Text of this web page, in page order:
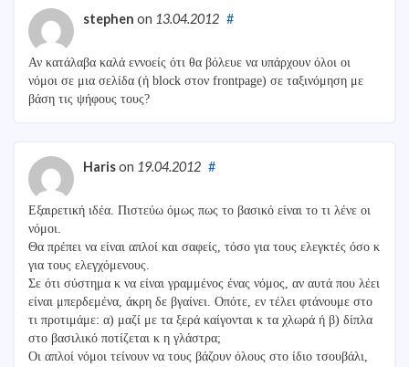
stephen on 13.04.2012 #
Αν κατάλαβα καλά εννοείς ότι θα βόλευε να υπάρχουν όλοι οι
νόμοι σε μια σελίδα (ή block στον frontpage) σε ταξινόμηση με
βάση τις ψήφους τους?
Harison 19.04.2012 #
Εξαιρετική ιδέα. Πιστεύω όμως πως το βασικό είναι το τι λένε οι
νόμοι.
Θα πρέπει να είναι απλοί και σαφείς, τόσο για τους ελεγκτές όσο κ
για τους ελεγχόμενους.
Σε ότι σύστημα κ να είναι γραμμένος ένας νόμος, αν αυτά που λέει
είναι μπερδεμένα, άκρη δε βγαίνει. Οπότε, εν τέλει φτάνουμε στο
τι προτιμάμε: α) μαζί με τα ξερά καίγονται κ τα χλωρά ή β) δίπλα
στο βασιλικό ποτίζεται κ η γλάστρα;
Οι απλοί νόμοι τείνουν να τους βάζουν όλους στο ίδιο τσουβάλι,